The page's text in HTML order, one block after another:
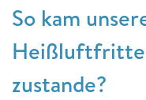
So kam
zustande?